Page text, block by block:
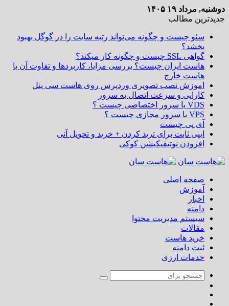
دوشنبه, مرداد ۱۹ ۱۴۰۵
جدیدترین مطالب
سئو چیست و چگونه می‌تواند رتبه سایت را در گوگل بهبود
بخشد؟
گواهی SSL چیست و چگونه کار میکند؟
هاست ایران چیست؟ بررسی مزایا، کاربردها و تفاوت آن با
هاست خارج
اموزش نصب تصویری وردپرس روی هاست سی پنل
کارایی و سرعت اتصال به سرور
VDS یا سرور اختصاصی چیست ؟
VPS یا سرور مجازی چیست ؟
آی پی چیست
ایپی ثابت برای ترید کردن + خرید و تحویل آنی
افزودن نوتیفیکیشن کوکی
صفحه اصلی
آموزش
اخبار
دامنه
سیستم مدیریت محتوا
مقالات
خرید هاست
ثبت دامنه
خدمات ارزی